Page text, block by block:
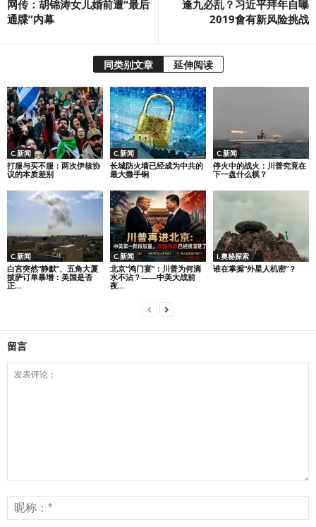
网传：胡锦涛女儿婚前遭“最后
通牒”内幕
逢九必乱？习近平拜年自曝
2019會有新风险挑战
同类别文章 延伸阅读
C.新闻
打服与买不服：两次伊核协
议的本质差别
C.新闻
长城防火墙已经成为中共的
最大撒手锏
C.新闻
停火中的战火：川普究竟在
下一盘什么棋？
C.新闻
白宫突然“静默”、五角大厦
披萨订单暴增：美国是否
正...
C.新闻
北京“鸿门宴”：川普为何滴
水不沾？——中美大战前
夜...
I.奧秘探索
谁在掌握“外星人机密”？
留言